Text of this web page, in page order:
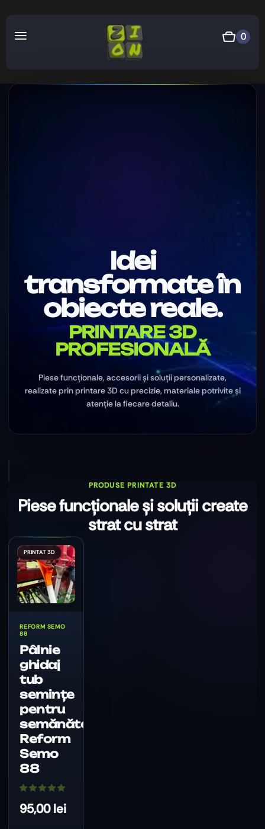
0
PRINTARE 3D
PROFESIONALĂ
Idei
transformate în
obiecte reale.
Piese funcționale, accesorii și soluții personalizate,
realizate prin printare 3D cu precizie, materiale potrivite și
atenție la fiecare detaliu.
REFORM SEMO
88
Pâlnie
ghidaj
tub
semințe
pentru
semănătoare
Reform
Semo
88
95,00lei